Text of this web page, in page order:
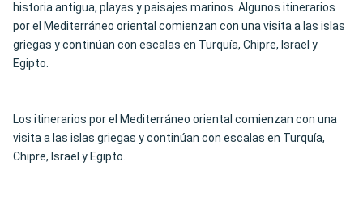
historia antigua, playas y paisajes marinos. Algunos itinerarios
por el Mediterráneo oriental comienzan con una visita a las islas
griegas y continúan con escalas en Turquía, Chipre, Israel y
Egipto.
Los itinerarios por el Mediterráneo oriental comienzan con una
visita a las islas griegas y continúan con escalas en Turquía,
Chipre, Israel y Egipto.